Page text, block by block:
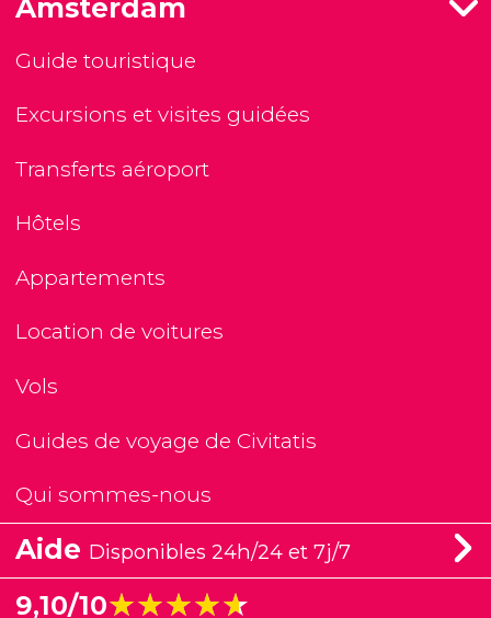
Amsterdam
Guide touristique
Excursions et visites guidées
Transferts aéroport
Hôtels
Appartements
Location de voitures
Vols
Guides de voyage de Civitatis
Qui sommes-nous
Aide Disponibles 24h/24 et 7j/7
9,10/10★★★★★
★★★★★